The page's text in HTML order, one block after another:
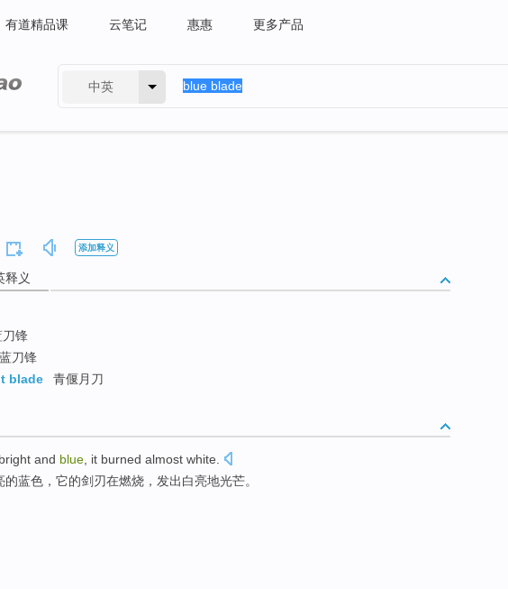
有道精品课 云笔记 惠惠 更多产品
中英
添加释义
释义
刀锋
刀锋
blade
青偃月刀
and blue, it burned almost white.
的蓝色 ， 它的剑刃在燃烧 ，发出白亮地光芒。